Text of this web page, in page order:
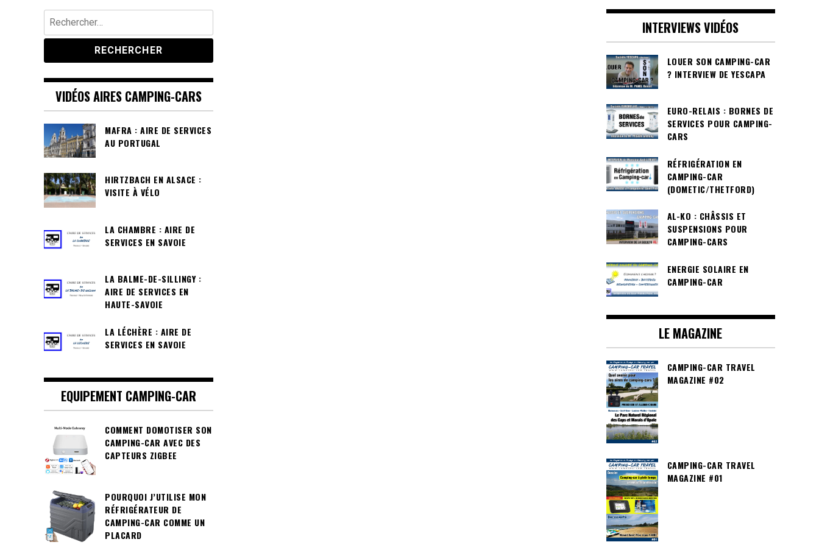
Rechercher :
VIDÉOS AIRES CAMPING-CARS
MAFRA : AIRE DE SERVICES
AU PORTUGAL
HIRTZBACH EN ALSACE :
VISITE À VÉLO
LA CHAMBRE : AIRE DE
SERVICES EN SAVOIE
LA BALME-DE-SILLINGY :
AIRE DE SERVICES EN
HAUTE-SAVOIE
LA LÉCHÈRE : AIRE DE
SERVICES EN SAVOIE
EQUIPEMENT CAMPING-CAR
COMMENT DOMOTISER SON
CAMPING-CAR AVEC DES
CAPTEURS ZIGBEE
POURQUOI J’UTILISE MON
RÉFRIGÉRATEUR DE
CAMPING-CAR COMME UN
PLACARD
INTERVIEWS VIDÉOS
LOUER SON CAMPING-CAR
? INTERVIEW DE YESCAPA
EURO-RELAIS : BORNES DE
SERVICES POUR CAMPING-
CARS
RÉFRIGÉRATION EN
CAMPING-CAR
(DOMETIC/THETFORD)
AL-KO : CHÂSSIS ET
SUSPENSIONS POUR
CAMPING-CARS
ENERGIE SOLAIRE EN
CAMPING-CAR
LE MAGAZINE
CAMPING-CAR TRAVEL
MAGAZINE #02
CAMPING-CAR TRAVEL
MAGAZINE #01